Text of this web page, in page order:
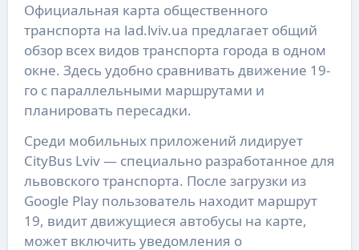
Официальная карта общественного
транспорта на lad.lviv.ua предлагает общий
обзор всех видов транспорта города в одном
окне. Здесь удобно сравнивать движение 19-
го с параллельными маршрутами и
планировать пересадки.
Среди мобильных приложений лидирует
CityBus Lviv — специально разработанное для
львовского транспорта. После загрузки из
Google Play пользователь находит маршрут
19, видит движущиеся автобусы на карте,
может включить уведомления о